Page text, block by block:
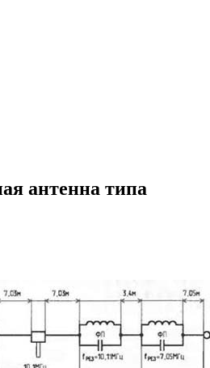
антенна типа